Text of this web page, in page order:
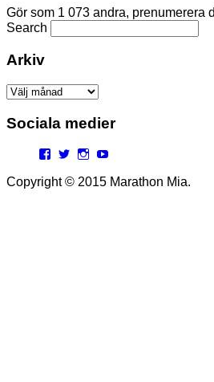
Gör som 1 073 andra, prenumerera
Search
Arkiv
Arkiv
Sociala medier
Facebook
TwitterInstagram
Copyright © 2015 Marathon Mia.